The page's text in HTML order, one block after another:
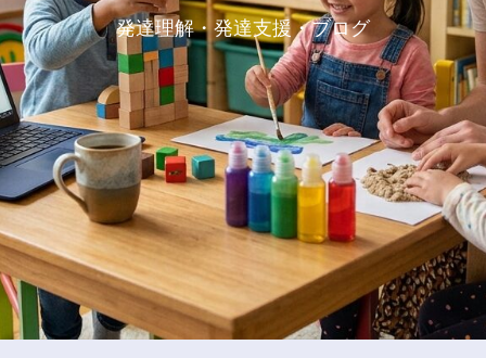
発達理解・発達支援・ブログ